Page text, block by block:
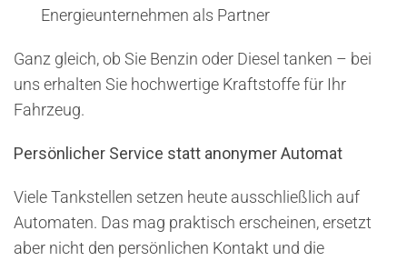
Energieunternehmen als Partner
Ganz gleich, ob Sie Benzin oder Diesel tanken – bei
uns erhalten Sie hochwertige Kraftstoffe für Ihr
Fahrzeug.
Persönlicher Service statt anonymer Automat
Viele Tankstellen setzen heute ausschließlich auf
Automaten. Das mag praktisch erscheinen, ersetzt
aber nicht den persönlichen Kontakt und die